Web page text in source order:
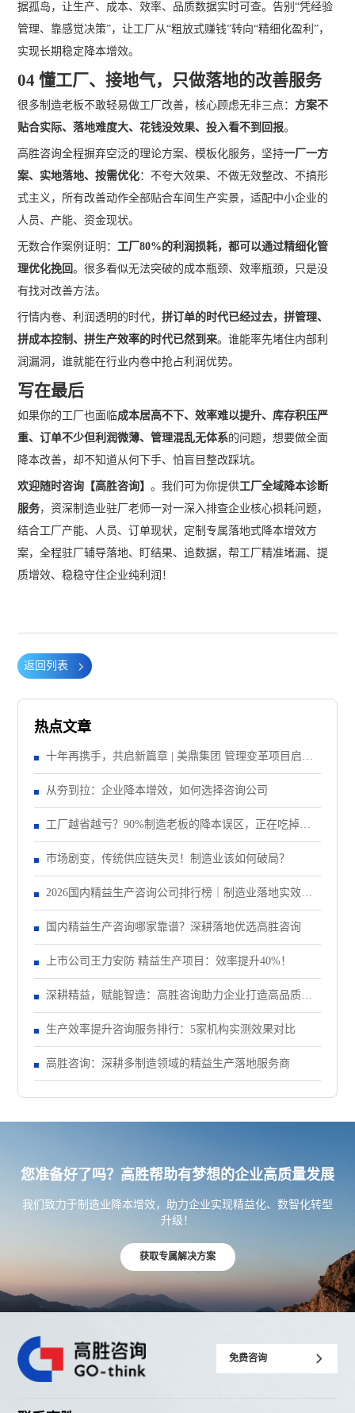
据孤岛，让生产、成本、效率、品质数据实时可查。告别“凭经验
管理、靠感觉决策”，让工厂从“粗放式赚钱”转向“精细化盈利”，
实现长期稳定降本增效。
04 懂工厂、接地气，只做落地的改善服务
很多制造老板不敢轻易做工厂改善，核心顾虑无非三点： 方案不
贴合实际、落地难度大、花钱没效果、投入看不到回报。
高胜咨询全程摒弃空泛的理论方案、模板化服务，坚持一厂一方
案、实地落地、按需优化：不夸大效果、不做无效整改、不搞形
式主义，所有改善动作全部贴合车间生产实景，适配中小企业的
人员、产能、资金现状。
无数合作案例证明：工厂80%的利润损耗，都可以通过精细化管
理优化挽回。很多看似无法突破的成本瓶颈、效率瓶颈，只是没
有找对改善方法。
行情内卷、利润透明的时代，拼订单的时代已经过去，拼管理、
拼成本控制、拼生产效率的时代已然到来。谁能率先堵住内部利
润漏洞，谁就能在行业内卷中抢占利润优势。
写在最后
如果你的工厂也面临成本居高不下、效率难以提升、库存积压严
重、订单不少但利润微薄、管理混乱无体系的问题，想要做全面
降本改善，却不知道从何下手、怕盲目整改踩坑。
欢迎随时咨询【高胜咨询】。我们可为你提供工厂全域降本诊断
服务，资深制造业驻厂老师一对一深入排查企业核心损耗问题，
结合工厂产能、人员、订单现状，定制专属落地式降本增效方
案，全程驻厂辅导落地、盯结果、追数据，帮工厂精准堵漏、提
质增效、稳稳守住企业纯利润！
返回列表
热点文章
十年再携手，共启新篇章 | 美鼎集团 管理变革项目启动
大会顺利召开
从夯到拉：企业降本增效，如何选择咨询公司
工厂越省越亏？90%制造老板的降本误区，正在吃掉你
的纯利润
市场剧变，传统供应链失灵！制造业该如何破局？
2026国内精益生产咨询公司排行榜｜制造业落地实效机
构TOP5盘点
国内精益生产咨询哪家靠谱？深耕落地优选高胜咨询
上市公司王力安防 精益生产项目：效率提升40%！
深耕精益，赋能智造：高胜咨询助力企业打造高品质、
低成本、快交期核心竞争力
生产效率提升咨询服务排行：5家机构实测效果对比
高胜咨询：深耕多制造领域的精益生产落地服务商
您准备好了吗？高胜帮助有梦想的企业高质量发展
我们致力于制造业降本增效，助力企业实现精益化、数智化转型
升级！
获取专属解决方案
免费咨询